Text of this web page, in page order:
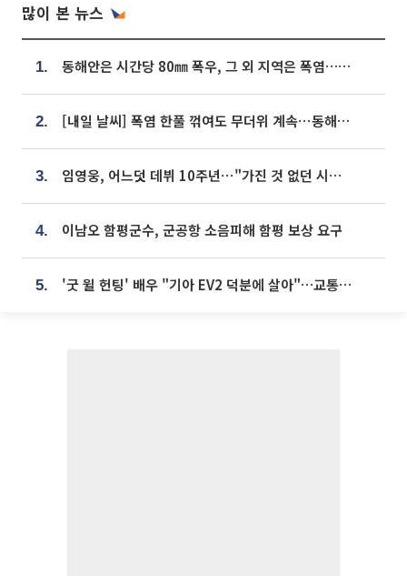
많이 본 뉴스
1. 동해안은 시간당 80㎜ 폭우, 그 외 지역은 폭염…‘극과 극 날씨’
2. [내일 날씨] 폭염 한풀 꺾여도 무더위 계속⋯동해안 이틀 연속 비
3. 임영웅, 어느덧 데뷔 10주년⋯"가진 것 없던 시절, 내 앞엔 20명의 팬뿐"
4. 이남오 함평군수, 군공항 소음피해 함평 보상 요구
5. '굿 윌 헌팅' 배우 "기아 EV2 덕분에 살아"…교통사고 후 안전성 극찬